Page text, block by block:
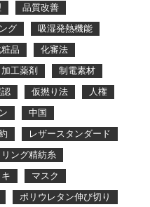
品質改善
グ
吸湿発熱機能
品
化審法
加工薬剤
制電素材
仮撚り法
人権
中国
レザースタンダード
リング精紡糸
マスク
ポリウレタン伸び切り